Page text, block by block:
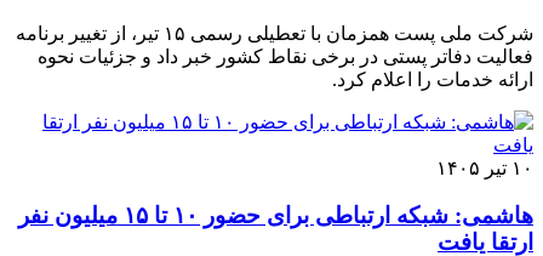
شرکت ملی پست همزمان با تعطیلی رسمی ۱۵ تیر، از تغییر برنامه
فعالیت دفاتر پستی در برخی نقاط کشور خبر داد و جزئیات نحوه
ارائه خدمات را اعلام کرد.
۱۰ تیر ۱۴۰۵
هاشمی: شبکه ارتباطی برای حضور ۱۰ تا ۱۵ میلیون نفر
ارتقا یافت